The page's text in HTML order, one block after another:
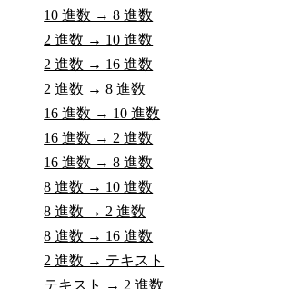
10 進数 → 8 進数
2 進数 → 10 進数
2 進数 → 16 進数
2 進数 → 8 進数
16 進数 → 10 進数
16 進数 → 2 進数
16 進数 → 8 進数
8 進数 → 10 進数
8 進数 → 2 進数
8 進数 → 16 進数
2 進数 → テキスト
テキスト → 2 進数